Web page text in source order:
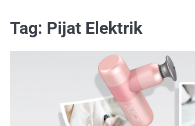
Tag: Pijat Elektrik